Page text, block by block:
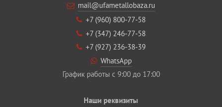
mail@ufametallobaza.ru
+7 (960) 800‐77‐58
+7 (347) 246‐77‐58
+7 (927) 236‐38‐39
WhatsApp
График работы с 9:00 до 17:00
Наши реквизиты